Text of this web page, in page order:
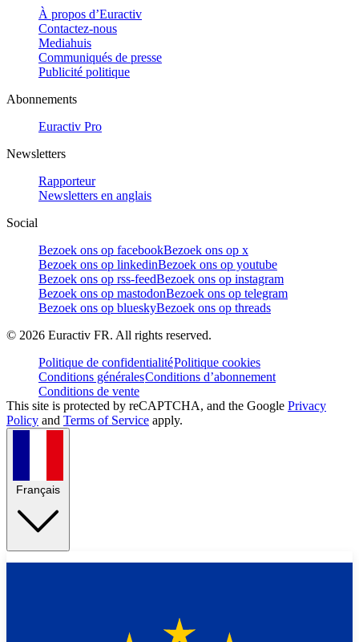
À propos d’Euractiv
Contactez-nous
Mediahuis
Communiqués de presse
Publicité politique
Abonnements
Euractiv Pro
Newsletters
Rapporteur
Newsletters en anglais
Social
Bezoek ons op facebookBezoek ons op x
Bezoek ons op linkedinBezoek ons op youtube
Bezoek ons op rss-feedBezoek ons op instagram
Bezoek ons op mastodonBezoek ons op telegram
Bezoek ons op blueskyBezoek ons op threads
© 2026 Euractiv FR. All rights reserved.
Politique de confidentialitéPolitique cookies
Conditions généralesConditions d’abonnement
Conditions de vente
This site is protected by reCAPTCHA, and the Google Privacy
Policy and Terms of Service apply.
Français